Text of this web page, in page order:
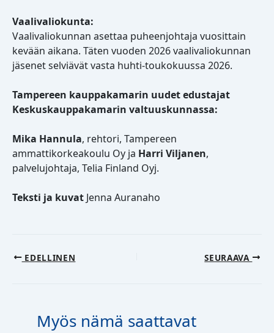
Vaalivaliokunta:
Vaalivaliokunnan asettaa puheenjohtaja vuosittain
kevään aikana. Täten vuoden 2026 vaalivaliokunnan
jäsenet selviävät vasta huhti-toukokuussa 2026.
Tampereen kauppakamarin uudet edustajat
Keskuskauppakamarin valtuuskunnassa:
Mika Hannula, rehtori, Tampereen
ammattikorkeakoulu Oy ja Harri Viljanen,
palvelujohtaja, Telia Finland Oyj.
Teksti ja kuvat Jenna Auranaho
EDELLINEN SEURAAVA
Myös nämä saattavat